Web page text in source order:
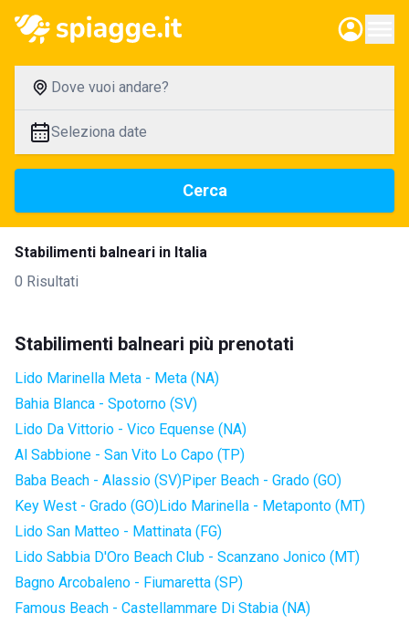
Dove vuoi andare?
Seleziona date
Cerca
Stabilimenti balneari in Italia
0 Risultati
Stabilimenti balneari più prenotati
Lido Marinella Meta - Meta (NA)
Bahia Blanca - Spotorno (SV)
Lido Da Vittorio - Vico Equense (NA)
Al Sabbione - San Vito Lo Capo (TP)
Baba Beach - Alassio (SV)Piper Beach - Grado (GO)
Key West - Grado (GO)Lido Marinella - Metaponto (MT)
Lido San Matteo - Mattinata (FG)
Lido Sabbia D'Oro Beach Club - Scanzano Jonico (MT)
Bagno Arcobaleno - Fiumaretta (SP)
Famous Beach - Castellammare Di Stabia (NA)